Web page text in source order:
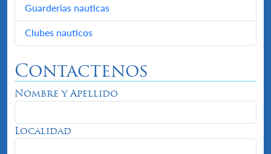
Guarderias nauticas
Clubes nauticos
Contactenos
Nombre y Apellido
Localidad